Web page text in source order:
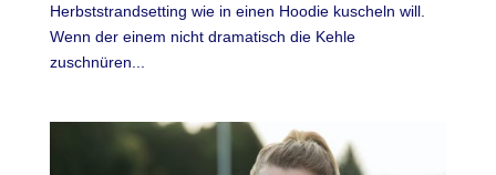
Herbststrandsetting wie in einen Hoodie kuscheln will.
Wenn der einem nicht dramatisch die Kehle
zuschnüren...